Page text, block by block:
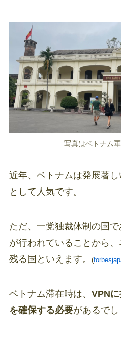
写真はベトナム
近年、ベトナムは発展著
として人気です。
ただ、一党独裁体制の国
が行われていることから
残る国といえます。
(
ベトナム滞在時は、 VPN
を確保する必要があるでし